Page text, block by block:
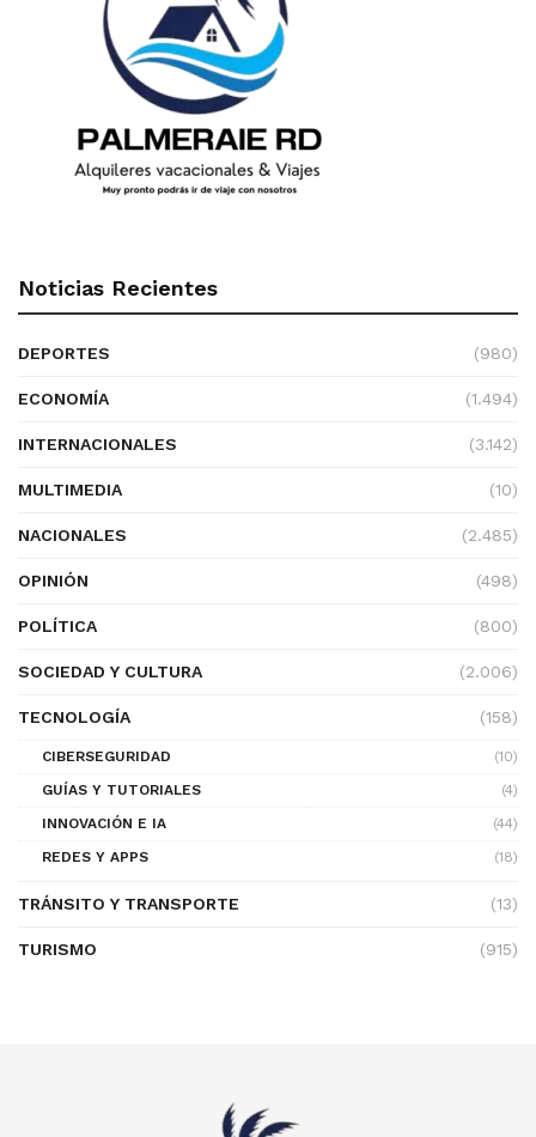
Noticias Recientes
DEPORTES (980)
ECONOMÍA (1.494)
INTERNACIONALES (3.142)
MULTIMEDIA (10)
NACIONALES (2.485)
OPINIÓN (498)
POLÍTICA (800)
SOCIEDAD Y CULTURA (2.006)
TECNOLOGÍA (158)
CIBERSEGURIDAD
(10)
GUÍAS Y TUTORIALES
(4)
INNOVACIÓN E IA
(44)
REDES Y APPS
(18)
TRÁNSITO Y TRANSPORTE (13)
TURISMO (915)